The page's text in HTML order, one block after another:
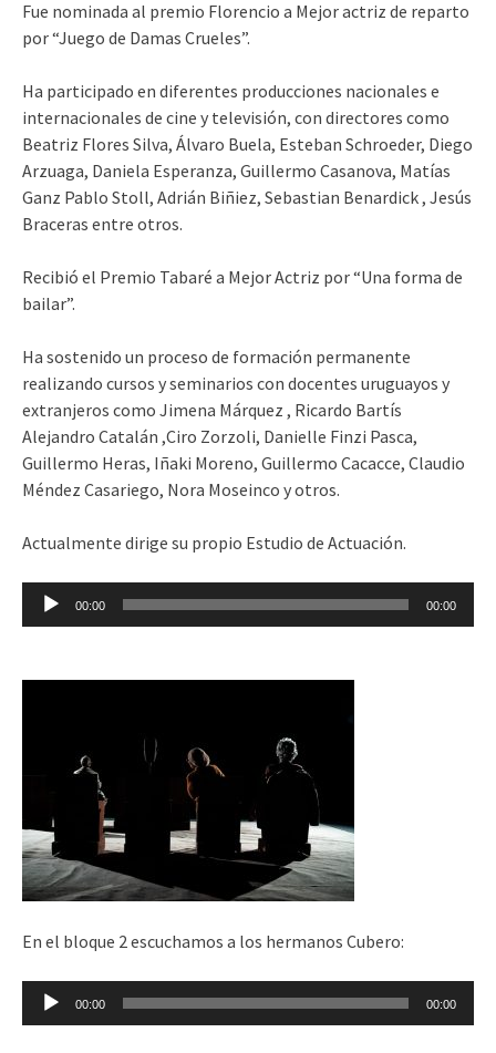
Fue nominada al premio Florencio a Mejor actriz de reparto
por “Juego de Damas Crueles”.
Ha participado en diferentes producciones nacionales e
internacionales de cine y televisión, con directores como
Beatriz Flores Silva, Álvaro Buela, Esteban Schroeder, Diego
Arzuaga, Daniela Esperanza, Guillermo Casanova, Matías
Ganz Pablo Stoll, Adrián Biñiez, Sebastian Benardick , Jesús
Braceras entre otros.
Recibió el Premio Tabaré a Mejor Actriz por “Una forma de
bailar”.
Ha sostenido un proceso de formación permanente
realizando cursos y seminarios con docentes uruguayos y
extranjeros como Jimena Márquez , Ricardo Bartís
Alejandro Catalán ,Ciro Zorzoli, Danielle Finzi Pasca,
Guillermo Heras, Iñaki Moreno, Guillermo Cacacce, Claudio
Méndez Casariego, Nora Moseinco y otros.
Actualmente dirige su propio Estudio de Actuación.
Reproductor
00:00 00:00
En el bloque 2 escuchamos a los hermanos Cubero:
Reproductor
00:00 00:00